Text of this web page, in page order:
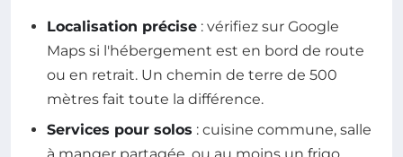
Localisation précise : vérifiez sur Google
Maps si l'hébergement est en bord de route
ou en retrait. Un chemin de terre de 500
mètres fait toute la différence.
Services pour solos : cuisine commune, salle